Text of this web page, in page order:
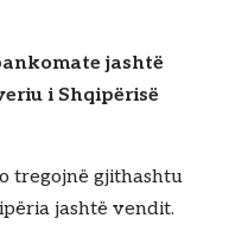
jashtë
i Shqipërisë
tregojnë gjithashtu
jashtë vendit.